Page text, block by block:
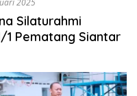
Silaturahmi
1 Pematang Siantar